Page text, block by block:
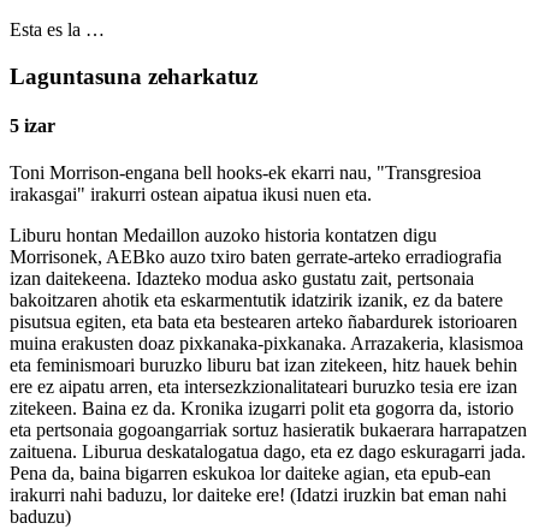
Esta es la …
Laguntasuna zeharkatuz
5 izar
Toni Morrison-engana bell hooks-ek ekarri nau, "Transgresioa
irakasgai" irakurri ostean aipatua ikusi nuen eta.
Liburu hontan Medaillon auzoko historia kontatzen digu
Morrisonek, AEBko auzo txiro baten gerrate-arteko erradiografia
izan daitekeena. Idazteko modua asko gustatu zait, pertsonaia
bakoitzaren ahotik eta eskarmentutik idatzirik izanik, ez da batere
pisutsua egiten, eta bata eta bestearen arteko ñabardurek istorioaren
muina erakusten doaz pixkanaka-pixkanaka. Arrazakeria, klasismoa
eta feminismoari buruzko liburu bat izan zitekeen, hitz hauek behin
ere ez aipatu arren, eta intersezkzionalitateari buruzko tesia ere izan
zitekeen. Baina ez da. Kronika izugarri polit eta gogorra da, istorio
eta pertsonaia gogoangarriak sortuz hasieratik bukaerara harrapatzen
zaituena. Liburua deskatalogatua dago, eta ez dago eskuragarri jada.
Pena da, baina bigarren eskukoa lor daiteke agian, eta epub-ean
irakurri nahi baduzu, lor daiteke ere! (Idatzi iruzkin bat eman nahi
baduzu)